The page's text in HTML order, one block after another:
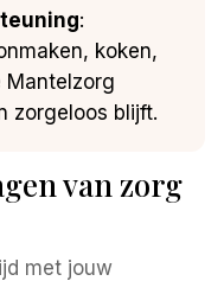
:
koken,
Mantelzorg
zorgeloos blijft.
van zorg
met jouw